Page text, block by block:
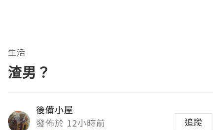
生活
渣男？
後備小屋
發佈於 12小時前
追蹤